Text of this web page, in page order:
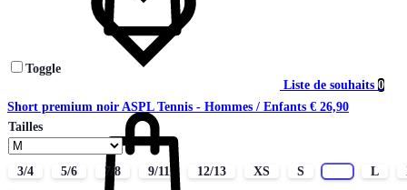
Liste de souhaits 0
Toggle
Short premium noir ASPL Tennis - Hommes / Enfants € 26,90
Tailles
3/4 5/6 7/8 9/11 12/13 XS S L